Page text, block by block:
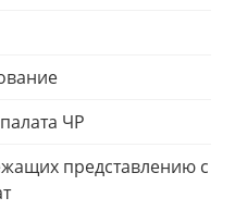
ЧР
представлению с